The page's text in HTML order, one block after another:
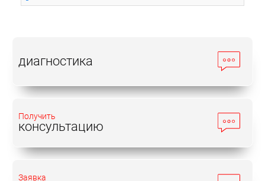
диагностика
Получить
консультацию
Заявка